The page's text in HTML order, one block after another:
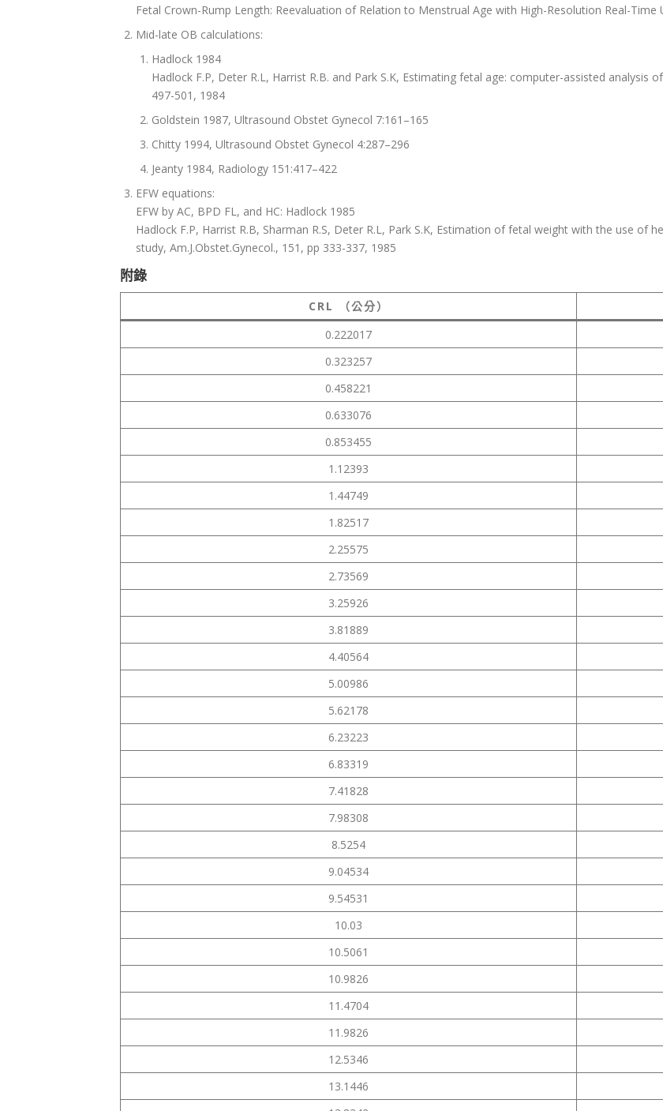
Fetal Crown-Rump Length: Reevaluation of Relation to Menstrual Age with High-Resolution Real-Time
Mid-late OB calculations:
Hadlock 1984
Hadlock F.P, Deter R.L, Harrist R.B. and Park S.K, Estimating fetal age: computer-assisted
497-501, 1984
Goldstein 1987, Ultrasound Obstet Gynecol 7:161–165
Chitty 1994, Ultrasound Obstet Gynecol 4:287–296
Jeanty 1984, Radiology 151:417–422
EFW equations:
EFW by AC, BPD FL, and HC: Hadlock 1985
Hadlock F.P, Harrist R.B, Sharman R.S, Deter R.L, Park S.K, Estimation of fetal weight with the use of
study, Am.J.Obstet.Gynecol., 151, pp 333-337, 1985
附錄
CRL （公分）
0.222017
0.323257
0.458221
0.633076
0.853455
1.12393
1.44749
1.82517
2.25575
2.73569
3.25926
3.81889
4.40564
5.00986
5.62178
6.23223
6.83319
7.41828
7.98308
8.5254
9.04534
9.54531
10.03
10.5061
10.9826
11.4704
11.9826
12.5346
13.1446